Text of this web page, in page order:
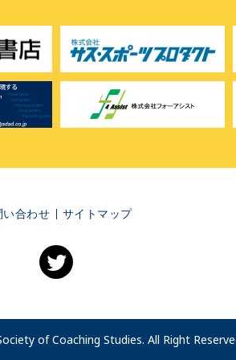
い合わせ サイトマップ
of Coaching Studies. All Right